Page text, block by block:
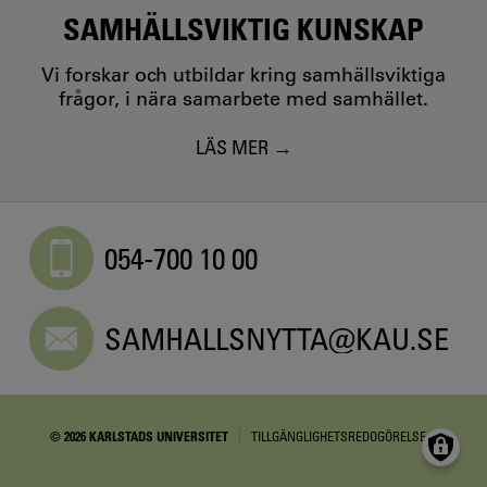
SAMHÄLLSVIKTIG KUNSKAP
Vi forskar och utbildar kring samhällsviktiga
frågor, i nära samarbete med samhället.
LÄS MER
054-700 10 00
SAMHALLSNYTTA@KAU.SE
© 2026 KARLSTADS UNIVERSITET TILLGÄNGLIGHETSREDOGÖRELSE